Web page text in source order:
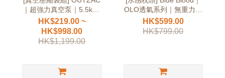
｜超強力真空泵｜5.5kPa
吸力連壓縮袋
HK$219.00 ~
HK$998.00
HK$1,199.00
OLO透氣系列｜無重力體
壓分散可水洗
HK$599.00
HK$799.00